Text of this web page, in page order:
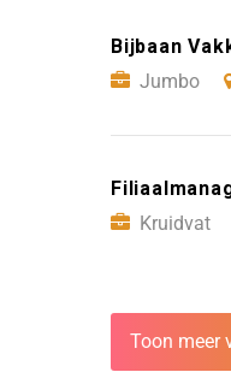
Bijbaan
Jumbo
Kruidvat
Toon meer